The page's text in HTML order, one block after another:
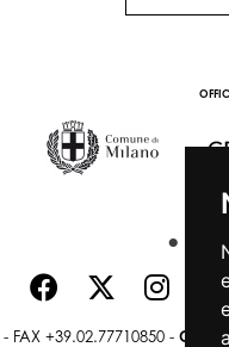
FAX +39.02.77710850 -